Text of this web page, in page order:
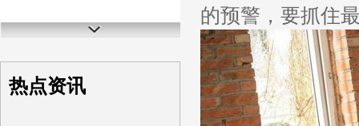
热点资讯
的预警，要抓住